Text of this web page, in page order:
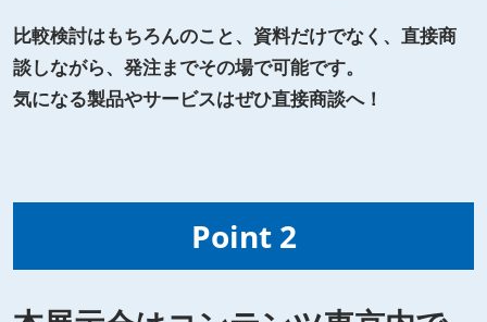
比較検討はもちろんのこと、資料だけでなく、直接商
談しながら、発注までその場で可能です。
気になる製品やサービスはぜひ直接商談へ！
Point 2